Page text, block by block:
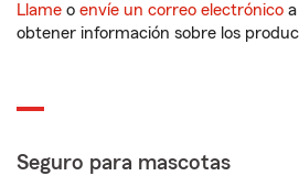
Llame o envíe un correo electrónico
obtener información sobre los
Seguro para mascotas